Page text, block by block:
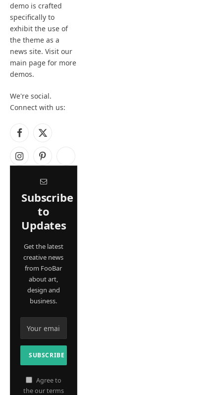
demo is crafted
specifically to
exhibit the use of
the theme as a
news site. Visit our
main page for more
demos.
We're social.
Connect with us:
Facebook
X
InstagramPinterest
Subscribe
to
Updates
Get the latest
creative news
from FooBar
about art,
design and
business.
Agree to
the our terms